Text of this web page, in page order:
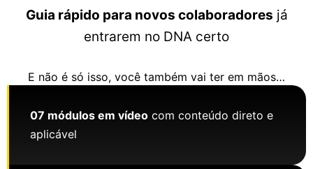
Guia rápido para novos colaboradores já
entrarem no DNA certo
E não é só isso, você também vai ter em mãos…
07 módulos em vídeo com conteúdo direto e
aplicável